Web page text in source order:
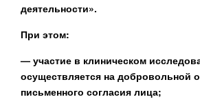
деятельности».
При этом:
— участие в клиническом
осуществляется на добровольной
письменного согласия лица;